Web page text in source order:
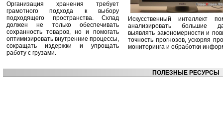
Организация хранения требует
грамотного подхода к выбору
подходящего пространства. Склад
должен не только обеспечивать
сохранность товаров, но и помогать
оптимизировать внутренние процессы,
сокращать издержки и упрощать
работу с грузами.
Искусственный интеллект
анализировать большие
выявлять закономерности и
точность прогнозов, ускоряя
мониторинга и обработки
ПОЛЕЗНЫЕ РЕСУРСЫ